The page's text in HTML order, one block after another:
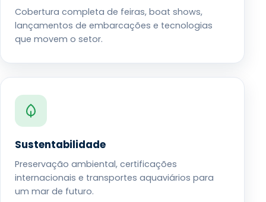
Cobertura completa de feiras, boat shows,
lançamentos de embarcações e tecnologias
que movem o setor.
Sustentabilidade
Preservação ambiental, certificações
internacionais e transportes aquaviários para
um mar de futuro.